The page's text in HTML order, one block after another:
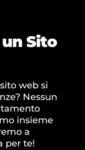
Sito
web si
Nessun
insieme
a
per te!